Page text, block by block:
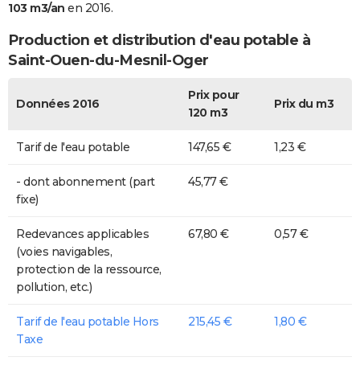
103 m3/an en 2016.
Production et distribution d'eau potable à
Saint-Ouen-du-Mesnil-Oger
Données 2016
Prix pour
120 m3
Prix du m3
Tarif de l'eau potable 147,65 € 1,23 €
- dont abonnement (part
fixe)
45,77 €
Redevances applicables
(voies navigables,
protection de la ressource,
pollution, etc.)
67,80 € 0,57 €
Tarif de l'eau potable Hors
Taxe
215,45 € 1,80 €